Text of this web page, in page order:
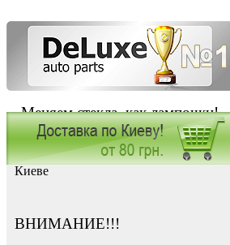
Меняем стекла, как лампочки!
Заказать установку автостекла в
Киеве
ВНИМАНИЕ!!!